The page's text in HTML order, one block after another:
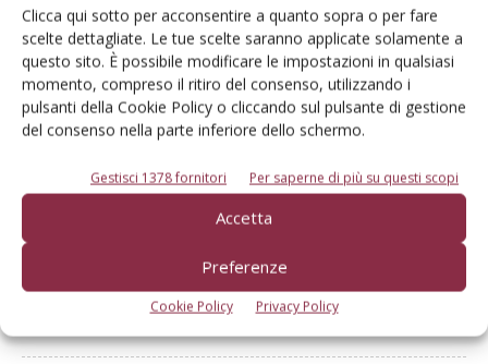
Clicca qui sotto per acconsentire a quanto sopra o per fare
scelte dettagliate. Le tue scelte saranno applicate solamente a
questo sito. È possibile modificare le impostazioni in qualsiasi
momento, compreso il ritiro del consenso, utilizzando i
pulsanti della Cookie Policy o cliccando sul pulsante di gestione
del consenso nella parte inferiore dello schermo.
Gestisci 1378 fornitori Per saperne di più su questi scopi
Accetta
Preferenze
Cookie Policy Privacy Policy
giorni dal riferimento. La produttiva è buona e i frutti sono
di media pezzatura. Il colore aranciato chiaro brillante la
rende facilmente distinguibile rispetto agli altri materiali in
lista. Il sapore è caratterizzato da importante componente
acidula.
Cristiano Carli, Roberto Giordano